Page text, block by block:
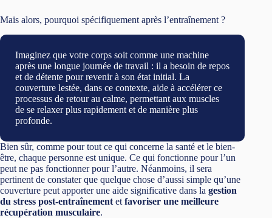
Mais alors, pourquoi spécifiquement après l’entraînement ?
Imaginez que votre corps soit comme une machine
après une longue journée de travail : il a besoin de repos
et de détente pour revenir à son état initial. La
couverture lestée, dans ce contexte, aide à accélérer ce
processus de retour au calme, permettant aux muscles
de se relaxer plus rapidement et de manière plus
profonde.
Bien sûr, comme pour tout ce qui concerne la santé et le bien-
être, chaque personne est unique. Ce qui fonctionne pour l’un
peut ne pas fonctionner pour l’autre. Néanmoins, il sera
pertinent de constater que quelque chose d’aussi simple qu’une
couverture peut apporter une aide significative dans la gestion
du stress post-entraînement et favoriser une meilleure
récupération musculaire.